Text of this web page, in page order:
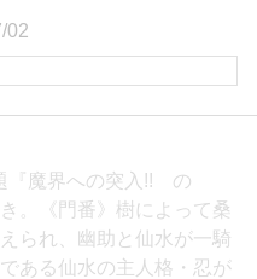
02
『魔界への突入!! の
。《門番》樹によって桑
られ、幽助と仙水が一騎
ある仙水の主人格・忍が